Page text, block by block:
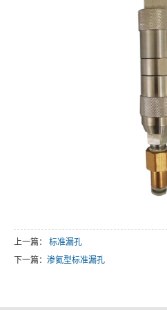
上一篇： 标准漏孔
下一篇： 渗氦型标准漏孔